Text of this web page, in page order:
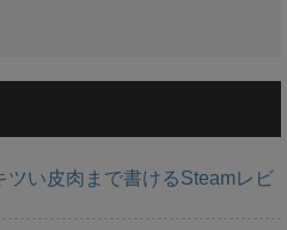
ツい皮肉まで書けるSteamレビ